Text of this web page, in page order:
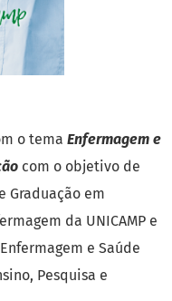
o tema Enfermagem e
com o objetivo de
Graduação em
da UNICAMP e
e Saúde
Pesquisa e